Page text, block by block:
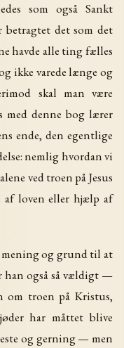
som også Sankt
det som det
havde alle ting fælles
ikke varede længe og
skal man være
med denne bog lærer
ende, den egentlige
nemlig hvordan vi
ved troen på Jesus
af loven eller hjælp af
mening og grund til at
han også så vældigt —
om troen på Kristus,
har måttet blive
og gerning — men